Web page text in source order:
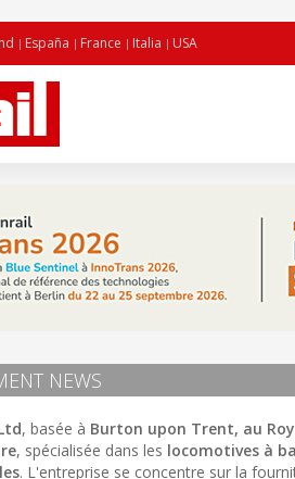
España France Italia USA
NEWS
, basée à Burton upon Trent, au
, spécialisée dans les locomotives à
. L'entreprise se concentre sur la